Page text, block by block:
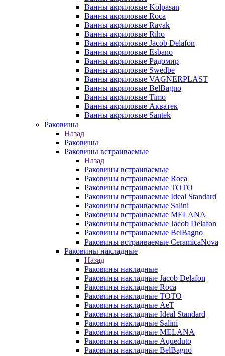
Ванны акриловые Kolpasan
Ванны акриловые Roca
Ванны акриловые Ravak
Ванны акриловые Riho
Ванны акриловые Jacob Delafon
Ванны акриловые Esbano
Ванны акриловые Радомир
Ванны акриловые Swedbe
Ванны акриловые VAGNERPLAST
Ванны акриловые BelBagno
Ванны акриловые Timo
Ванны акриловые Акватек
Ванны акриловые Santek
Раковины
Назад
Раковины
Раковины встраиваемые
Назад
Раковины встраиваемые
Раковины встраиваемые Roca
Раковины встраиваемые TOTO
Раковины встраиваемые Ideal Standard
Раковины встраиваемые Salini
Раковины встраиваемые MELANA
Раковины встраиваемые Jacob Delafon
Раковины встраиваемые BelBagno
Раковины встраиваемые CeramicaNova
Раковины накладные
Назад
Раковины накладные
Раковины накладные Jacob Delafon
Раковины накладные Roca
Раковины накладные TOTO
Раковины накладные AeT
Раковины накладные Ideal Standard
Раковины накладные Salini
Раковины накладные MELANA
Раковины накладные Aqueduto
Раковины накладные BelBagno